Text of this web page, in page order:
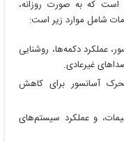
است که به صورت روزانه،
شامل موارد زیر است:
عملکرد دکمه‌ها، روشنایی
غیرعادی.
آسانسور برای کاهش
و عملکرد سیستم‌های